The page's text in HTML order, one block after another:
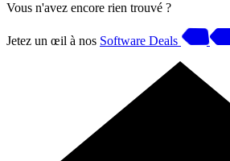
Vous n'avez encore rien trouvé ?
Jetez un œil à nos Software Deals